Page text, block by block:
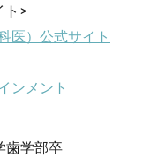
ト>
医）公式サイト
ンメント
歯学部卒